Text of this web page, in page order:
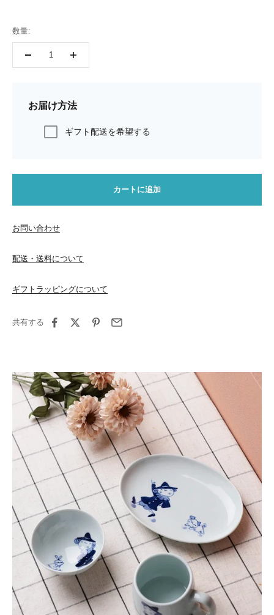
数量:
お届け方法
ギフト配送を希望する
カートに追加
お問い合わせ
配送・送料について
ギフトラッピングについて
共有する